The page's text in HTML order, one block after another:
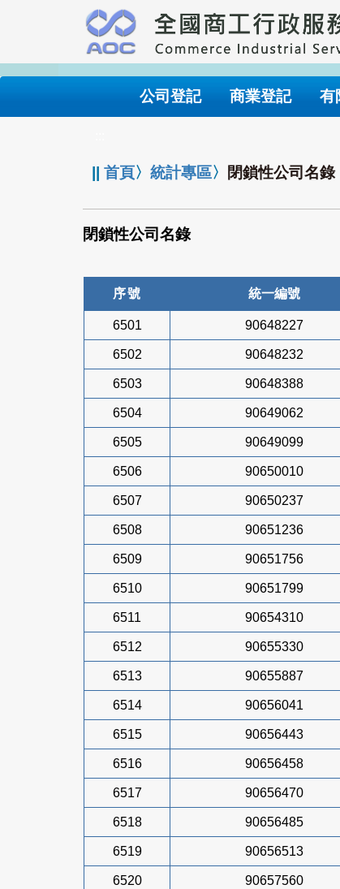
要
內
公司登記 商業登記 有
||首頁〉統計專區〉 閉鎖性公司名錄
閉鎖性公司名錄
序號 統一編號
6501 90648227
6502 90648232
6503 90648388
6504 90649062
6505 90649099
6506 90650010
6507 90650237
6508 90651236
6509 90651756
6510 90651799
6511 90654310
6512 90655330
6513 90655887
6514 90656041
6515 90656443
6516 90656458
6517 90656470
6518 90656485
6519 90656513
6520 90657560